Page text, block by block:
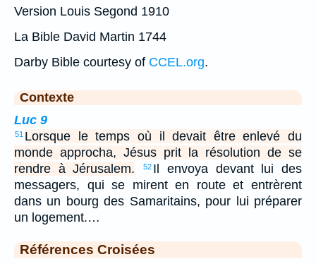
Version Louis Segond 1910
La Bible David Martin 1744
Darby Bible courtesy of CCEL.org.
Contexte
Luc 9
51 Lorsque le temps où il devait être enlevé du
monde approcha, Jésus prit la résolution de se
rendre à Jérusalem.
52 Il envoya devant lui des
messagers, qui se mirent en route et entrèrent
dans un bourg des Samaritains, pour lui préparer
un logement.…
Références Croisées